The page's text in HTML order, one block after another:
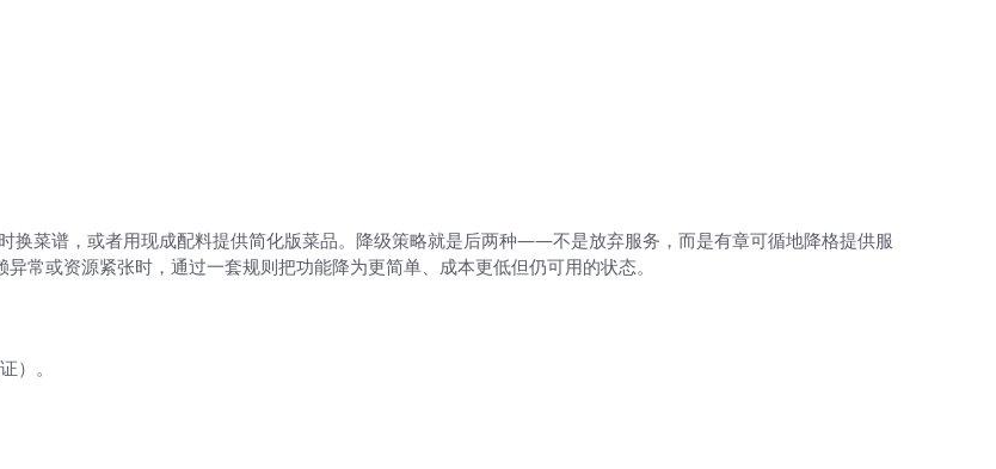
换菜谱，或者用现成配料提供简化版菜品。降级策略就是后两种——不是放弃服务，而是有章可循地降格提供服
常或资源紧张时，通过一套规则把功能降为更简单、成本更低但仍可用的状态。
）。